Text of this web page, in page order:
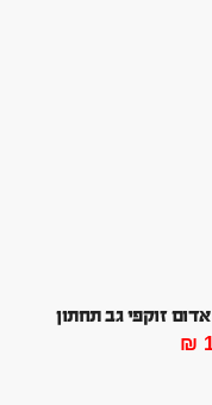
זוקפי גב תחתון
₪